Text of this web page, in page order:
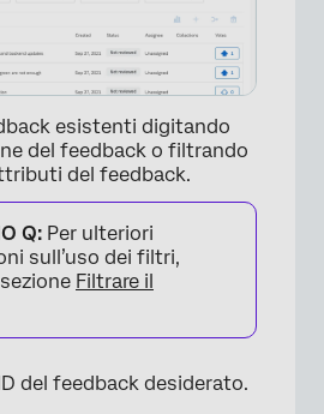
esistenti digitando
del feedback o filtrando
del feedback.
Q: Per ulteriori
sull’uso dei filtri,
Filtrare il
del feedback desiderato.